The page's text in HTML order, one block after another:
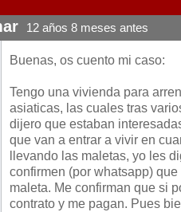
12 años 8 meses antes
Buenas, os cuento mi caso:
Tengo una vivienda para
asiaticas, las cuales tras
dijero que estaban
que van a entrar a vivir en
llevando las maletas, yo les
confirmen (por whatsapp)
maleta. Me confirman que si
contrato y me pagan. Pues